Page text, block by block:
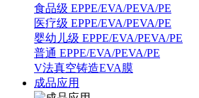
食品级 EPPE/EVA/PEVA/PE
医疗级 EPPE/EVA/PEVA/PE
婴幼儿级 EPPE/EVA/PEVA/PE
普通 EPPE/EVA/PEVA/PE
V法真空铸造EVA膜
成品应用